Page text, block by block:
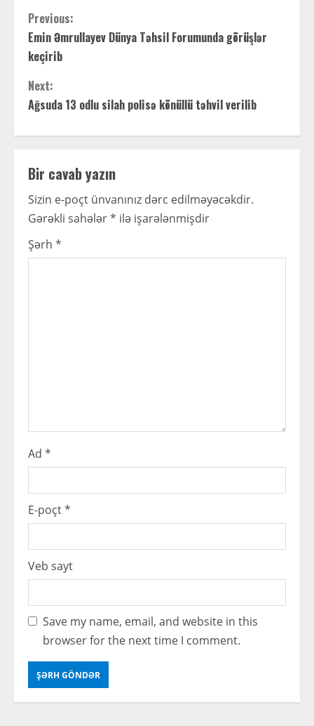
C
o
n
t
i
n
u
e
R
g
Previous:
Emin Əmrullayev Dünya Təhsil Forumunda görüşlər
keçirib
Next:
Ağsuda 13 odlu silah polisə könüllü təhvil verilib
Bir cavab yazın
Sizin e-poçt ünvanınız dərc edilməyəcəkdir.
Gərəkli sahələr* ilə işarələnmişdir
Şərh *
Ad *
E-poçt*
Veb sayt
Save my name, email, and website in this
browser for the next time I comment.